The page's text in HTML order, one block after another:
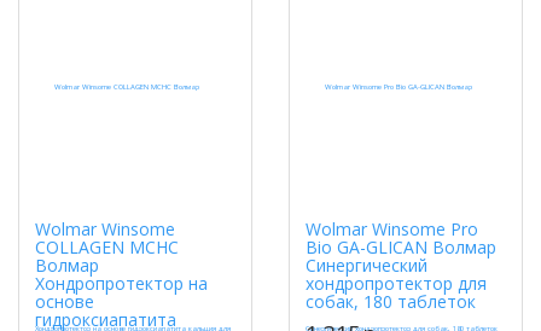
Wolmar Winsome
COLLAGEN MCHC
Волмар
Хондропротектор на
основе
гидроксиапатита
Wolmar Winsome Pro
Bio GA-GLICAN Волмар
Синергический
хондропротектор для
собак, 180 таблеток